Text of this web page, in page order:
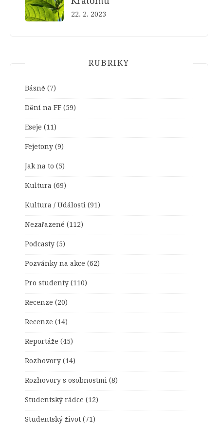
22. 2. 2023
RUBRIKY
Básně (7)
Dění na FF (59)
Eseje (11)
Fejetony (9)
Jak na to (5)
Kultura (69)
Kultura / Události (91)
Nezařazené (112)
Podcasty (5)
Pozvánky na akce (62)
Pro studenty (110)
Recenze (20)
Recenze (14)
Reportáže (45)
Rozhovory (14)
Rozhovory s osobnostmi (8)
Studentský rádce (12)
Studentský život (71)